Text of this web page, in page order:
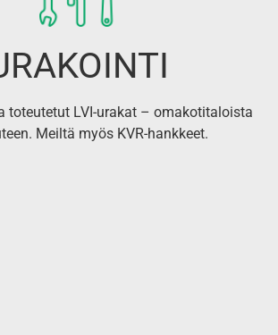
toteutetut LVI-urakat – omakotitaloista
Meiltä myös KVR-hankkeet.